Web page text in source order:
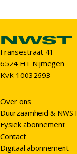
Fransestraat 41
6524 HT Nijmegen
KvK 10032693
Over ons
Duurzaamheid & NWST
Fysiek abonnement
Contact
Digitaal abonnement